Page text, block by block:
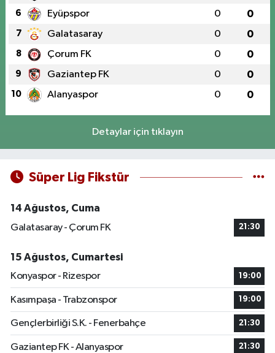
6 Eyüpspor 0 0
7 Galatasaray 0 0
8 Çorum FK 0 0
9 Gaziantep FK 0 0
10 Alanyaspor 0 0
Detaylar için tıklayın
Süper Lig Fikstür
14 Ağustos, Cuma
Galatasaray - Çorum FK
21:30
15 Ağustos, Cumartesi
Konyaspor - Rizespor
19:00
Kasımpaşa - Trabzonspor 19:00
Gençlerbirliği S.K. - Fenerbahçe 21:30
Gaziantep FK - Alanyaspor 21:30